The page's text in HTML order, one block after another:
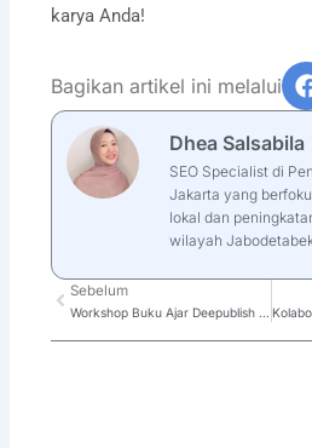
karya Anda!
Bagikan artikel ini melalui
Dhea Salsabila
SEO Specialist di
Jakarta yang
lokal dan
wilayah
Prev
Sebelum
Workshop Buku Ajar Deepublish Jakarta dan Matana University